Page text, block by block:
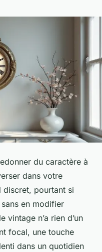
du caractère à
dans votre
discret, pourtant si
en modifier
vintage n’a rien d’un
focal, une touche
dans un quotidien